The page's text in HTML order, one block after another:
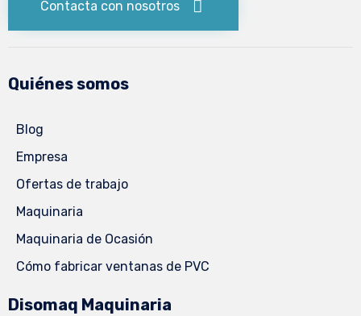
Contacta con nosotros
Quiénes somos
Blog
Empresa
Ofertas de trabajo
Maquinaria
Maquinaria de Ocasión
Cómo fabricar ventanas de PVC
Disomaq Maquinaria